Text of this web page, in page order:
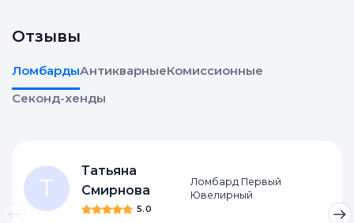
Отзывы
ЛомбардыАнтикварныеКомиссионные
Секонд-хенды
Т
Татьяна
Смирнова
5.0
Ломбард Первый
Ювелирный